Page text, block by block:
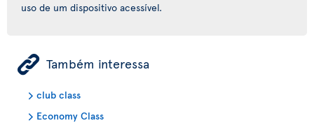
uso de um dispositivo acessível.
ÿ Também interessa
club class
Economy Class